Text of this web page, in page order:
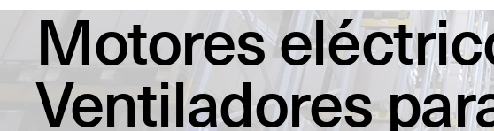
Motores
Ventiladores